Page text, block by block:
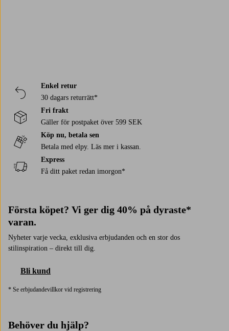
Enkel retur
30 dagars returrätt*
Fri frakt
Gäller för postpaket över 599 SEK
Köp nu, betala sen
Betala med elpy. Läs mer i kassan.
Express
Få ditt paket redan imorgon*
Första köpet? Vi ger dig 40% på dyraste*
varan.
Nyheter varje vecka, exklusiva erbjudanden och en stor dos
stilinspiration – direkt till dig.
Bli kund
* Se erbjudandevillkor vid registrering
Behöver du hjälp?